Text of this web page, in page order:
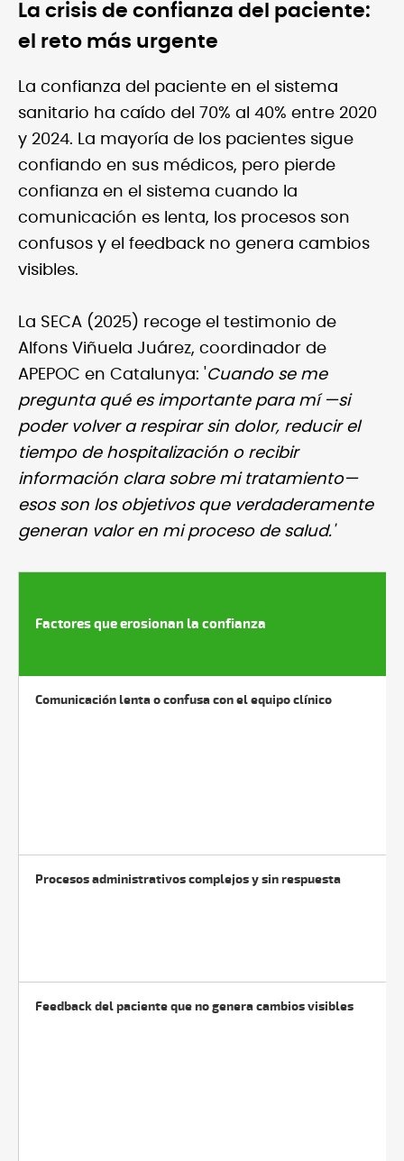
La crisis de confianza del paciente:
el reto más urgente
La confianza del paciente en el sistema
sanitario ha caído del 70% al 40% entre 2020
y 2024. La mayoría de los pacientes sigue
confiando en sus médicos, pero pierde
confianza en el sistema cuando la
comunicación es lenta, los procesos son
confusos y el feedback no genera cambios
visibles.
La SECA (2025) recoge el testimonio de
Alfons Viñuela Juárez, coordinador de
APEPOC en Catalunya: 'Cuando se me
pregunta qué es importante para mí —si
poder volver a respirar sin dolor, reducir el
tiempo de hospitalización o recibir
información clara sobre mi tratamiento—
esos son los objetivos que verdaderamente
generan valor en mi proceso de salud.'
Factores que erosionan la confianza
Comunicación lenta o confusa con el equipo clínico
Procesos administrativos complejos y sin respuesta
Feedback del paciente que no genera cambios visibles